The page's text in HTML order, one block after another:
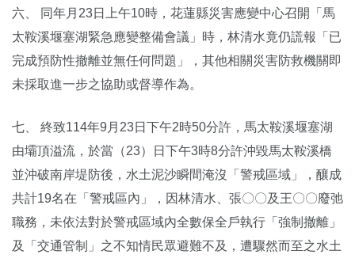
六、 同年月23日上午10時，花蓮縣災害應變中心召開「馬
太鞍溪堰塞湖緊急應變整備會議」時，林清水竟仍謊報「已
完成預防性撤離並無任何問題」，其他相關災害防救機關即
未採取進一步之協助或督導作為。
七、 終致114年9月23日下午2時50分許，馬太鞍溪堰塞湖
由壩頂溢流，於當（23）日下午3時8分許沖毀馬太鞍溪橋
並沖破南岸堤防後，水土泥沙瞬間淹沒「警戒區域」，釀成
共計19名在「警戒區內」，因林清水、張〇〇及王〇〇廢弛
職務，未依法對於警戒區域內全數保全戶執行「強制撤離」
及「交通管制」之不知情民眾避難不及，遭驟然而至之水土